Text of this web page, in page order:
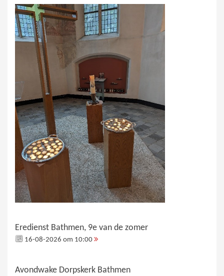
Eredienst Bathmen, 9e van de zomer
16-08-2026 om 10:00
Avondwake Dorpskerk Bathmen